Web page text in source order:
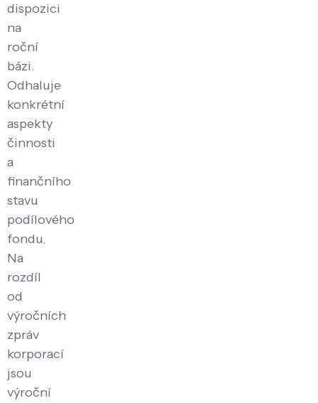
dispozici
na
roční
bázi.
Odhaluje
konkrétní
aspekty
činnosti
a
finančního
stavu
podílového
fondu.
Na
rozdíl
od
výročních
zpráv
korporací
jsou
výroční